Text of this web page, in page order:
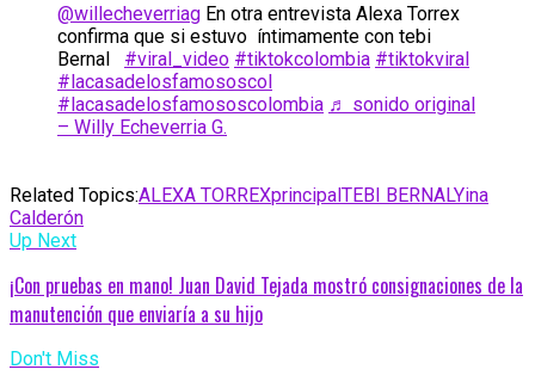
@willecheverriag En otra entrevista Alexa Torrex
confirma que si estuvo íntimamente con tebi
Bernal #viral_video #tiktokcolombia #tiktokviral
#lacasadelosfamososcol
#lacasadelosfamososcolombia ♬ sonido original
– Willy Echeverria G.
Related Topics:ALEXA TORREXprincipalTEBI BERNALYina
Calderón
Up Next
¡Con pruebas en mano! Juan David Tejada mostró consignaciones de la
manutención que enviaría a su hijo
Don't Miss